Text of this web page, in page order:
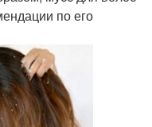
по его